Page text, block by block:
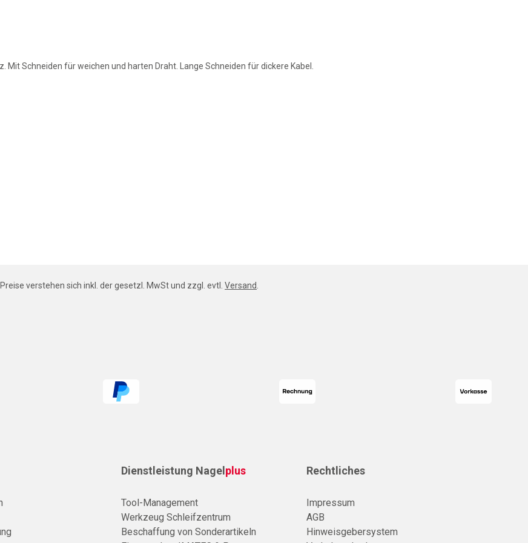
Schneiden für weichen und harten Draht. Lange Schneiden für dickere Kabel.
verstehen sich inkl. der gesetzl. MwSt und zzgl. evtl. Versand
Dienstleistung Nagel plus
Tool-Management
Werkzeug Schleifzentrum
Beschaffung von Sonderartikeln
Rechtliches
Impressum
AGB
Hinweisgebersystem